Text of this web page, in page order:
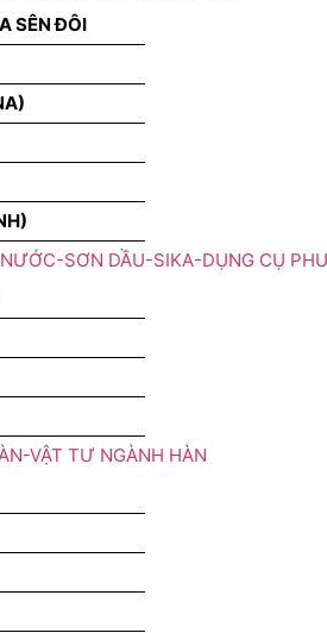
SÊN ĐÔI
SƠN DẦU-SIKA-DỤNG CỤ
VẬT TƯ NGÀNH HÀN